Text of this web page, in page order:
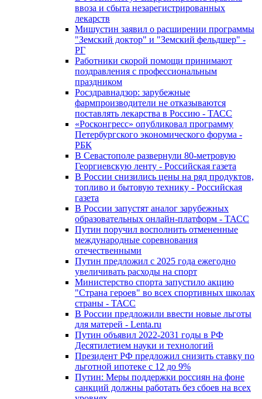
ввоза и сбыта незарегистрированных
лекарств
Мишустин заявил о расширении программы
"Земский доктор" и "Земский фельдшер" -
РГ
Работники скорой помощи принимают
поздравления с профессиональным
праздником
Росздравнадзор: зарубежные
фармпроизводители не отказываются
поставлять лекарства в Россию - ТАСС
«Росконгресс» опубликовал программу
Петербургского экономического форума -
РБК
В Севастополе развернули 80-метровую
Георгиевскую ленту - Российская газета
В России снизились цены на ряд продуктов,
топливо и бытовую технику - Российская
газета
В России запустят аналог зарубежных
образовательных онлайн-платформ - ТАСС
Путин поручил восполнить отмененные
международные соревнования
отечественными
Путин предложил с 2025 года ежегодно
увеличивать расходы на спорт
Министерство спорта запустило акцию
"Страна героев" во всех спортивных школах
страны - ТАСС
В России предложили ввести новые льготы
для матерей - Lenta.ru
Путин объявил 2022-2031 годы в РФ
Десятилетием науки и технологий
Президент РФ предложил снизить ставку по
льготной ипотеке с 12 до 9%
Путин: Меры поддержки россиян на фоне
санкций должны работать без сбоев на всех